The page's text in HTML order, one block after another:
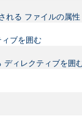
れる ファイルの属性
ブを囲む
ディレクティブを囲